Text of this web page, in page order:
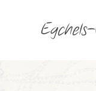
Egchels